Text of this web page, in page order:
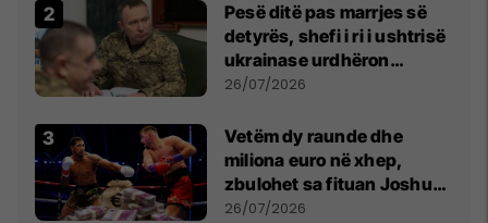
Pesë ditë pas marrjes së
detyrës, shefi i ri i ushtrisë
ukrainase urdhëron
kontroll të madh
26/07/2026
Vetëm dy raunde dhe
miliona euro në xhep,
zbulohet sa fituan Joshua
e Prenga
26/07/2026